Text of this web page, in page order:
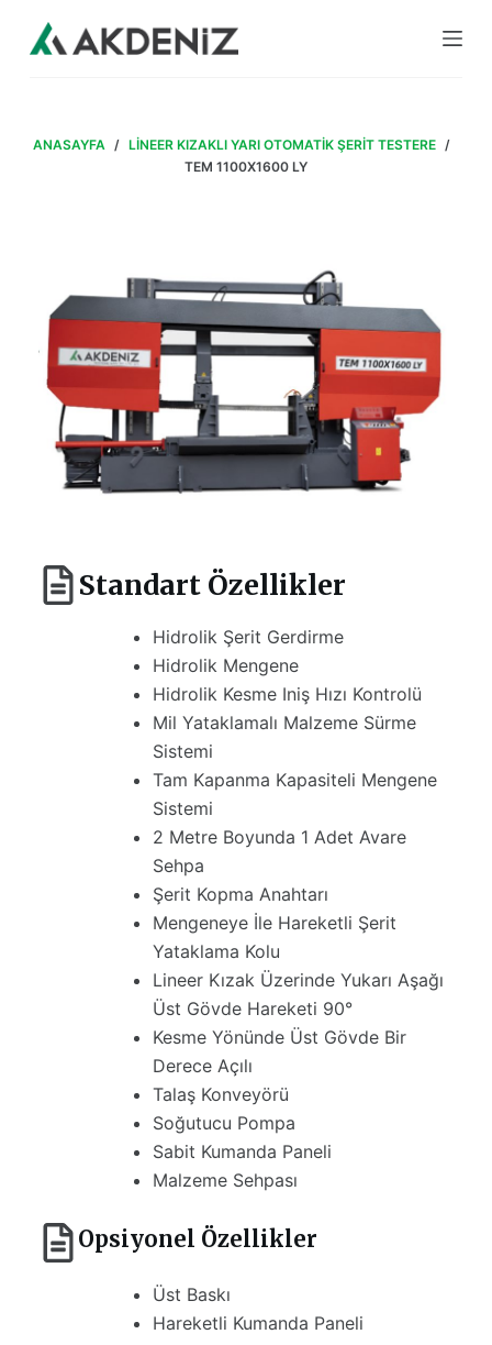
k
ANASAYFA / LINEER KIZAKLI YARI OTOMATIK ŞERIT TESTERE /
TEM 1100X1600 LY
Standart Özellikler
Hidrolik Şerit Gerdirme
Hidrolik Mengene
Hidrolik Kesme Iniş Hızı Kontrolü
Mil Yataklamalı Malzeme Sürme
Sistemi
Tam Kapanma Kapasiteli Mengene
Sistemi
2 Metre Boyunda 1 Adet Avare
Sehpa
Şerit Kopma Anahtarı
Mengeneye İle Hareketli Şerit
Yataklama Kolu
Lineer Kızak Üzerinde Yukarı Aşağı
Üst Gövde Hareketi 90°
Kesme Yönünde Üst Gövde Bir
Derece Açılı
Talaş Konveyörü
Soğutucu Pompa
Sabit Kumanda Paneli
Malzeme Sehpası
Opsiyonel Özellikler
Üst Baskı
Hareketli Kumanda Paneli